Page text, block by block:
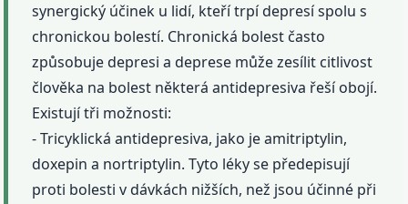
synergický účinek u lidí, kteří trpí depresí spolu s
chronickou bolestí. Chronická bolest často
způsobuje depresi a deprese může zesílit citlivost
člověka na bolest některá antidepresiva řeší obojí.
Existují tři možnosti:
- Tricyklická antidepresiva, jako je amitriptylin,
doxepin a nortriptylin. Tyto léky se předepisují
proti bolesti v dávkách nižších, než jsou účinné při